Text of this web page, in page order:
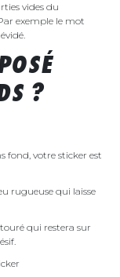
vides du
exemple le mot
?
fond, votre sticker est
rugueuse qui laisse
qui restera sur